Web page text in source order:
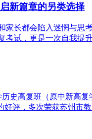
新篇章的另类选择
家长都会陷入迷惘与思
考试，更是一次自我提
史高复班（原中新高
好评，多次荣获苏州市